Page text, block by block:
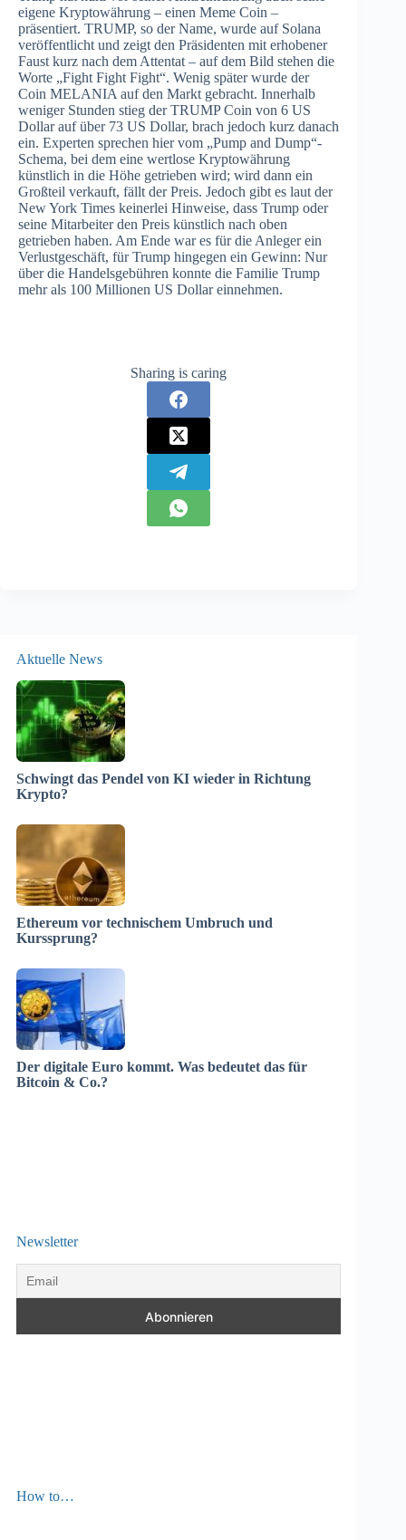
eigene Kryptowährung – einen Meme Coin –
präsentiert. TRUMP, so der Name, wurde auf Solana
veröffentlicht und zeigt den Präsidenten mit erhobener
Faust kurz nach dem Attentat – auf dem Bild stehen die
Worte „Fight Fight Fight“. Wenig später wurde der
Coin MELANIA auf den Markt gebracht. Innerhalb
weniger Stunden stieg der TRUMP Coin von 6 US
Dollar auf über 73 US Dollar, brach jedoch kurz danach
ein. Experten sprechen hier vom „Pump and Dump“-
Schema, bei dem eine wertlose Kryptowährung
künstlich in die Höhe getrieben wird; wird dann ein
Großteil verkauft, fällt der Preis. Jedoch gibt es laut der
New York Times keinerlei Hinweise, dass Trump oder
seine Mitarbeiter den Preis künstlich nach oben
getrieben haben. Am Ende war es für die Anleger ein
Verlustgeschäft, für Trump hingegen ein Gewinn: Nur
über die Handelsgebühren konnte die Familie Trump
mehr als 100 Millionen US Dollar einnehmen.
Sharing is caring
Aktuelle News
Schwingt das Pendel von KI wieder in Richtung
Krypto?
Ethereum vor technischem Umbruch und
Kurssprung?
Der digitale Euro kommt. Was bedeutet das für
Bitcoin & Co.?
Newsletter
How to…